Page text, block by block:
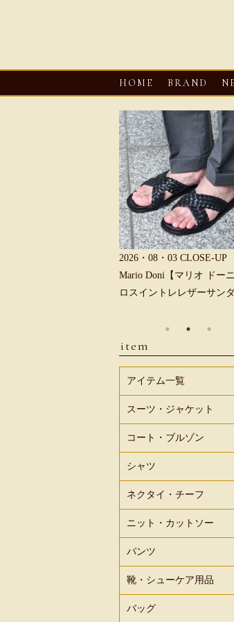
HOME BRAND
CLOSE-UP
Mario Doni【マリオ ドーニ】ク
ロスイントレレザーサンダル
2026・08・
Mario Doni
ープントゥ
item
アイテム一覧
スーツ・ジャケット
コート・ブルゾン
シャツ
ネクタイ・チーフ
ニット・カットソー
パンツ
靴・シューケア用品
バッグ